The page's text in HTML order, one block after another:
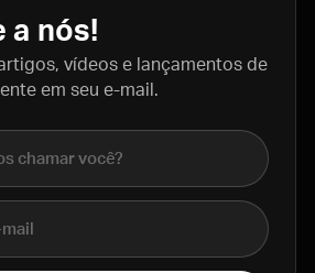
a nós!
vídeos e lançamentos de
em seu e-mail.